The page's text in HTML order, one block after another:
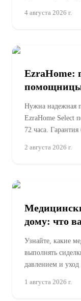
4 августа 2026 г.
EzraHome:
помощницы
Нужна надежная
EzraHome Select
72 часа. Гарантия
2 августа 2026 г.
дому: что
Узнайте, какие
выполнять
давлением и
1 августа 2026 г.